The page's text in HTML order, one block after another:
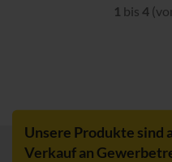
1 bis 4
Unsere Produkte sind
Verkauf an